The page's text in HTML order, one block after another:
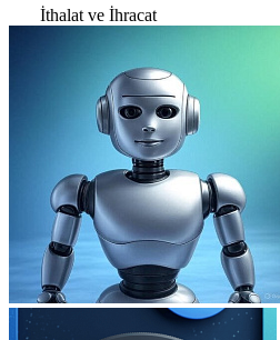
İthalat ve İhracat